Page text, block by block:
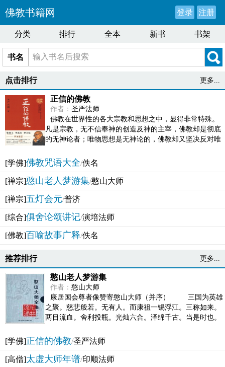
佛教书籍网 登录 注册
分类 排行 全本 新书 书架
书名
点击排行 更多...
正信的佛教
作者： 圣严法师
佛教在世界性的各大宗教和思想之中，显得非常特殊。
凡是宗教，无不信奉神的创造及神的主宰，佛教却是彻底
的无神论者；唯物思想是无神论的，佛教却又坚决反对唯
[学佛]佛教咒语大全/佚名
[禅宗]憨山老人梦游集/憨山大师
[禅宗]五灯会元/普济
[综合]俱舍论颂讲记/演培法师
[佛教]百喻故事广释/佚名
推荐排行 更多...
憨山老人梦游集
作者： 憨山大师
康居国会尊者像赞寄憨山大师（并序） 三国为英雄
之聚。慈悲般若。无有人。而康祖一锡浮江。三称如来。
两目流血。舍利投瓶。光灿六合。泽绵千古。当是时也。
[学佛]正信的佛教/圣严法师
[高僧]太虚大师年谱/印顺法师